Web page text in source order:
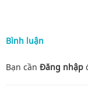
Bình luận
Bạn cần Đăng nhập